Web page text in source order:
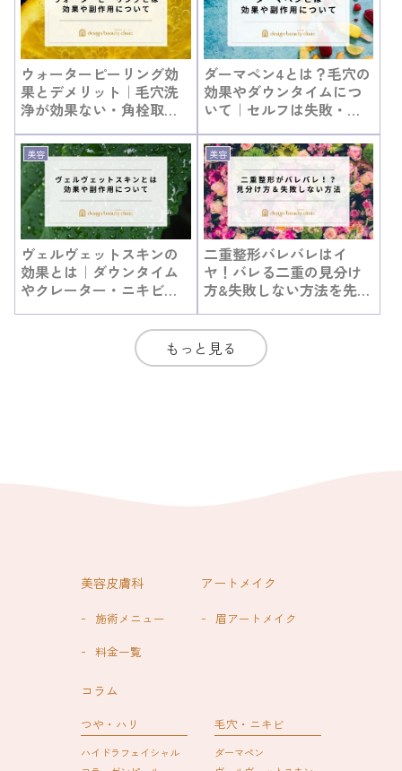
ウォーターピーリング効
果とデメリット｜毛穴洗
浄が効果ない・角栓取れ
ダーマペン4とは？毛穴の
効果やダウンタイムにつ
いて｜セルフは失敗・効
美容
ヴェルヴェットスキンの
効果とは｜ダウンタイム
やクレーター・ニキビ跡
美容
二重整形バレバレはイ
ヤ！バレる二重の見分け
方&失敗しない方法を先生
もっと見る
美容皮膚科
施術メニュー
料金一覧
アートメイク
眉アートメイク
コラム
つや・ハリ
ハイドラフェイシャル
毛穴・ニキビ
ダーマペン